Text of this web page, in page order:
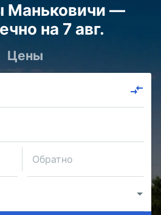
Маньковичи —
на 7 авг.
Цены
Обратно